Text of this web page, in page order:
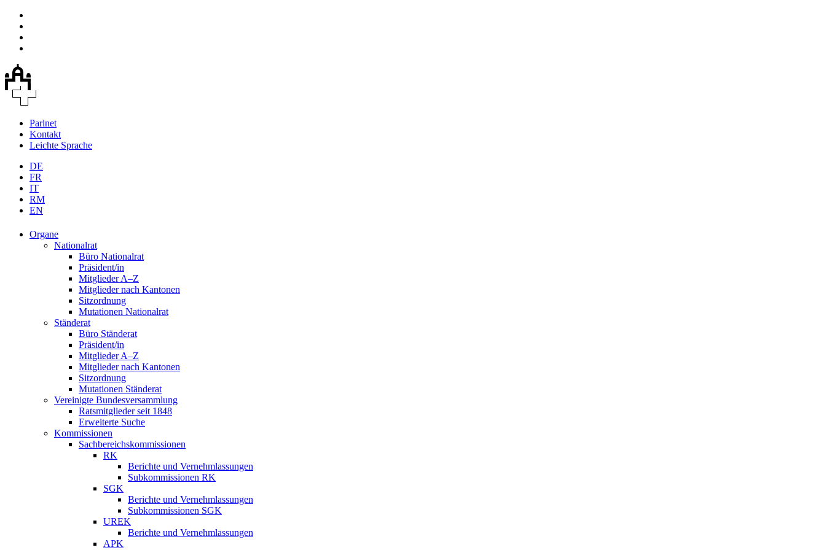
Parlnet
Kontakt
Leichte Sprache
DE
FR
IT
RM
EN
Organe
Nationalrat
Büro Nationalrat
Präsident/in
Mitglieder A–Z
Mitglieder nach Kantonen
Sitzordnung
Mutationen Nationalrat
Ständerat
Büro Ständerat
Präsident/in
Mitglieder A–Z
Mitglieder nach Kantonen
Sitzordnung
Mutationen Ständerat
Vereinigte Bundesversammlung
Ratsmitglieder seit 1848
Erweiterte Suche
Kommissionen
Sachbereichskommissionen
RK
Berichte und Vernehmlassungen
Subkommissionen RK
SGK
Berichte und Vernehmlassungen
Subkommissionen SGK
UREK
Berichte und Vernehmlassungen
APK